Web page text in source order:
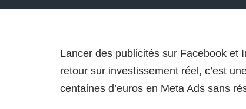
Lancer des publicités sur Facebook et
retour sur investissement réel, c’est
centaines d’euros en Meta Ads sans